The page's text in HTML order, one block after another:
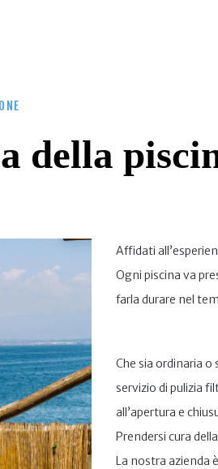
della
Affidati
Ogni piscina va
farla durare nel
Che sia ordinaria
servizio di pulizia
all’apertura e
Prendersi cura
La nostra azienda